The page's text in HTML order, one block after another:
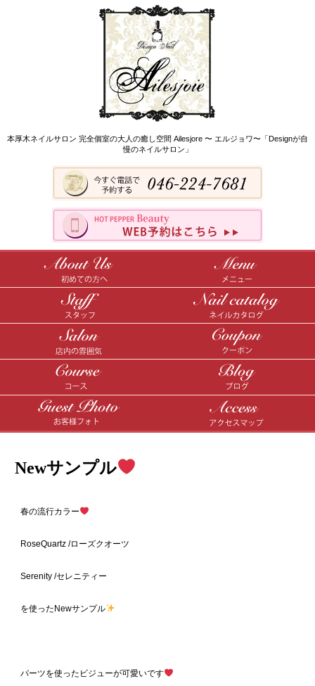
本厚木ネイルサロン 完全個室の大人の癒し空間 Ailesjore 〜 エルジョワ〜「Designが自
慢のネイルサロン」
Newサンプル
春の流行カラー
RoseQuartz /ローズクオーツ
Serenity /セレニティー
を使ったNewサンプル
パーツを使ったビジューが可愛いです